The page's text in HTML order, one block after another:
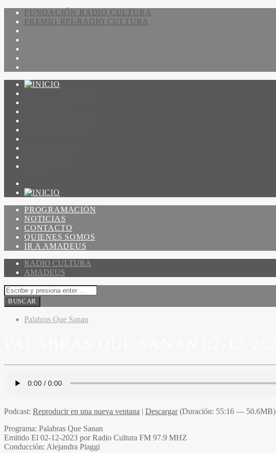
FUNDACIÓN RADIO CULTURA
PREMIO RFI-RADIO CULTURA
PROGRAMACIÓN
NOTICIAS
CONTACTO
QUIENES SOMOS
IR A AMADEUS
RADIO CULTURA
AMADEUS
Palabras Que Sanan
Podcast: Reproducir en una nueva ventana | Descargar(Duración: 55:16 — 50.6MB)
Programa: Palabras Que Sanan
Emitido El 02-12-2023 por Radio Cultura FM 97.9 MHZ
Conducción: Alejandra Piaggi